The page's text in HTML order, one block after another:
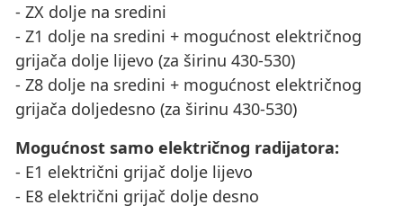
- ZX dolje na sredini
- Z1 dolje na sredini + mogućnost električnog
grijača dolje lijevo (za širinu 430-530)
- Z8 dolje na sredini + mogućnost električnog
grijača doljedesno (za širinu 430-530)
Mogućnost samo električnog radijatora:
- E1 električni grijač dolje lijevo
- E8 električni grijač dolje desno